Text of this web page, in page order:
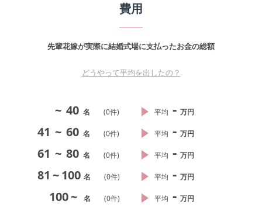
費用
先輩花嫁が実際に結婚式場に支払ったお金の総額
どうやって平均を出したの？
~ 40 名 (0件) 平均 - 万円
41 ~ 60 名 (0件) 平均 - 万円
61 ~ 80 名 (0件) 平均 - 万円
81 ~100 名 (0件) 平均 - 万円
100~ 名 (0件) 平均 - 万円